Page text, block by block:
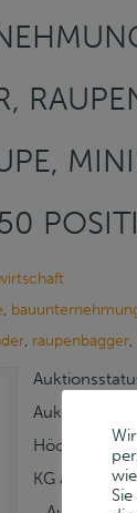
,
, raupenbagger,
Auktion ist
Höchstgebot
KG aus